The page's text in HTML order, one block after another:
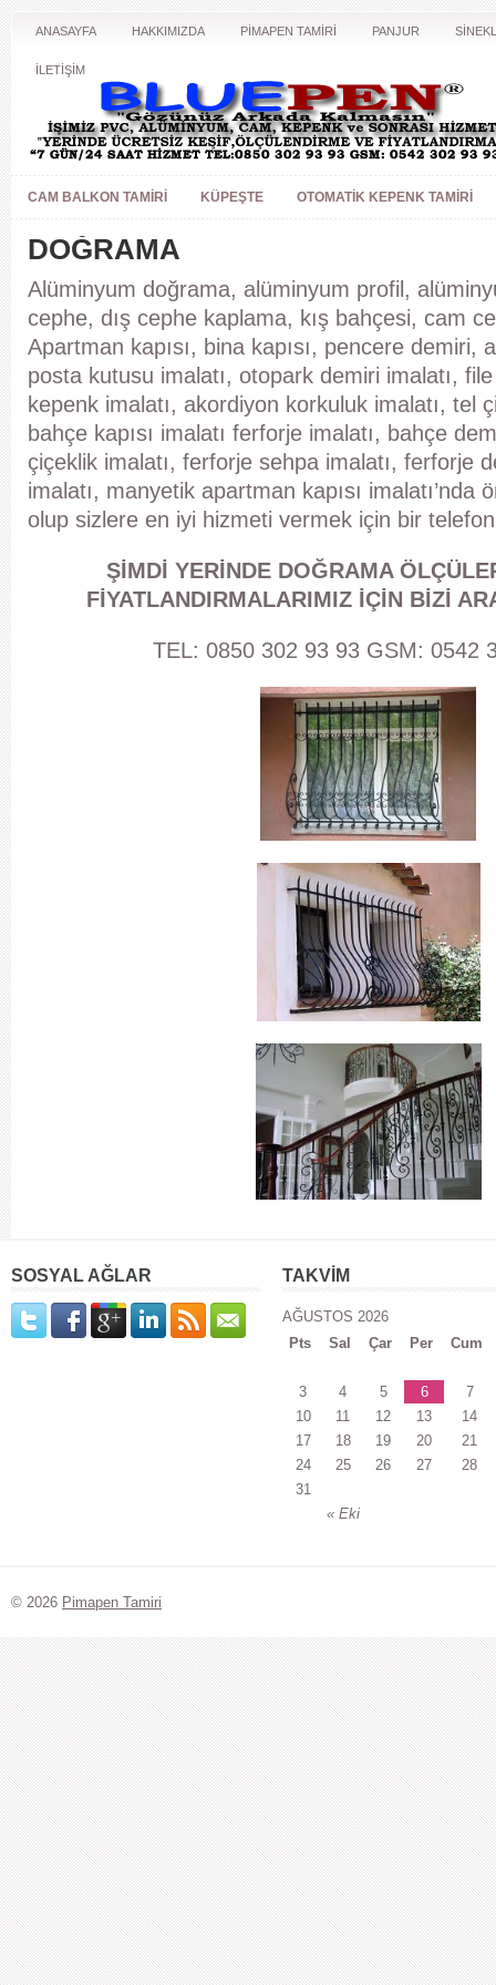
ANASAYFA HAKKIMIZDA PİMAPEN TAMİRİ PANJUR
İLETİŞİM
CAM BALKON TAMIRI KÜPEŞTE OTOMATIK KEPENK TAMIRI
DOĞRAMA
Alüminyum doğrama, alüminyum profil,
cephe, dış cephe kaplama, kış bahçesi, cam
Apartman kapısı, bina kapısı, pencere demiri,
posta kutusu imalatı, otopark demiri imalatı,
kepenk imalatı, akordiyon korkuluk imalatı, tel
bahçe kapısı imalatı ferforje imalatı, bahçe
çiçeklik imalatı, ferforje sehpa imalatı, ferforje
imalatı, manyetik apartman kapısı imalatı’nda
olup sizlere en iyi hizmeti vermek için bir telefon
ŞİMDİ YERİNDE DOĞRAMA
FİYATLANDIRMALARIMIZ İÇİN BİZİ
TEL: 0850 302 93 93 GSM: 0542
SOSYAL AĞLAR TAKVİM
AĞUSTOS 2026
Pts
Sal Çar Per Cum
« Eki
3 4 5 6
7
10
11 12 13
14
17
18 19 20
21
24
25 26 27
28
31
© 2026 Pimapen Tamiri